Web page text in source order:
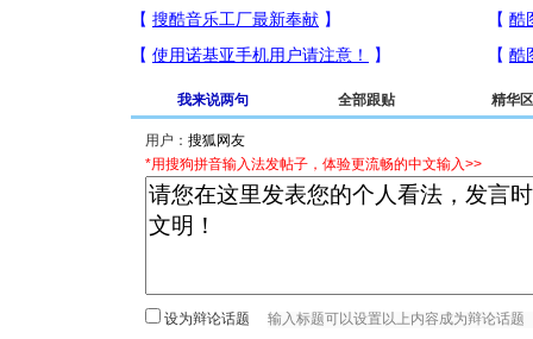
我来说两句 全部跟贴 精华区
用户：
*用搜狗拼音输入法发帖子，体验更流畅的中文输入>>
设为辩论话题